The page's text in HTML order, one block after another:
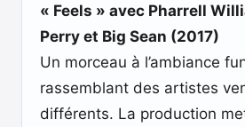
« Feels » avec Pharrell
Perry et Big Sean (2017)
Un morceau à l’ambiance
rassemblant des artistes
différents. La production